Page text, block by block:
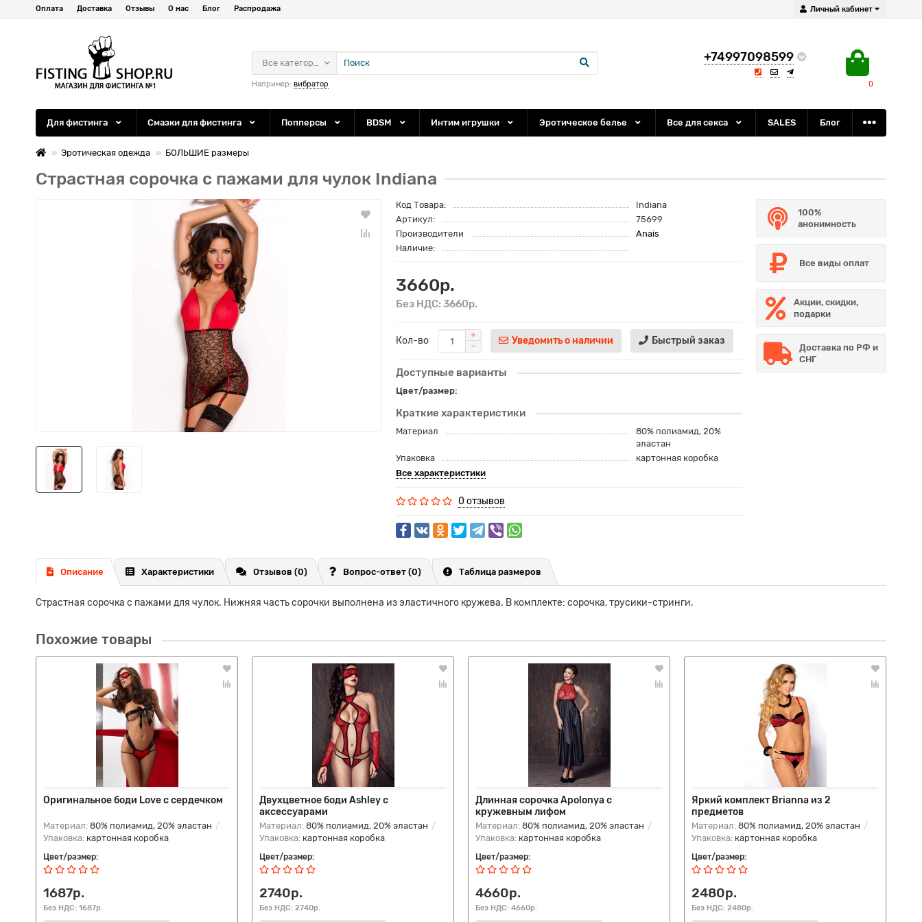
Личный кабинет
Оплата Доставка Отзывы О нас Блог Распродажа
+74997098599
0
Все категории
Например: вибратор
Для фистинга Смазки для фистинга Попперсы BDSM Интим игрушки Эротическое белье Все для секса SALES Блог
Эротическая одежда БОЛЬШИЕ размеры
Страстная сорочка с пажами для чулок Indiana
Код Товара:
Indiana
Артикул:
75699
Производители
Anais
Наличие:
3660р.
Без НДС: 3660р.
Кол-во Уведомить о наличии Быстрый заказ
Доступные варианты
Цвет/размер:
Краткие характеристики
Материал
80% полиамид, 20%
эластан
Упаковка
картонная коробка
Все характеристики
0 отзывов
100%
анонимность
Все виды оплат
Акции, скидки,
подарки
Доставка по РФ и
СНГ
Описание Характеристики Отзывов (0) Вопрос-ответ (0) Таблица размеров
Страстная сорочка с пажами для чулок. Нижняя часть сорочки выполнена из эластичного кружева. В комплекте: сорочка, трусики-стринги.
Похожие товары
Оригинальное боди Love с сердечком
Материал: 80% полиамид, 20% эластан
Упаковка: картонная коробка
Цвет/размер:
1687р.
Без НДС: 1687р.
Двухцветное боди Ashley с
аксессуарами
Материал: 80% полиамид, 20% эластан
Упаковка: картонная коробка
Цвет/размер:
2740р.
Без НДС: 2740р.
Длинная сорочка Apolonya с
кружевным лифом
Материал: 80% полиамид, 20% эластан
Упаковка: картонная коробка
Цвет/размер:
4660р.
Без НДС: 4660р.
Яркий комплект Brianna из 2
предметов
Материал: 80% полиамид, 20% эластан
Упаковка: картонная коробка
Цвет/размер:
2480р.
Без НДС: 2480р.